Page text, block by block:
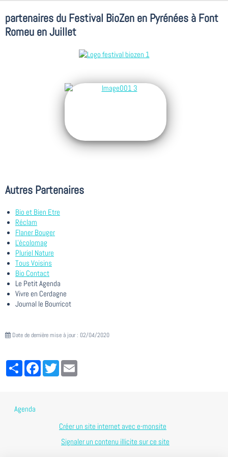
partenaires du Festival BioZen en Pyrénées à Font
Romeu en Juillet
Autres Partenaires
Bio et Bien Etre
Réclam
Flaner Bouger
L'écolomag
Pluriel Nature
Tous Voisins
Bio Contact
Le Petit Agenda
Vivre en Cerdagne
Journal le Bourricot
Date de dernière mise à jour : 02/04/2020
PartagerFacebookTwitter
Agenda
Créer un site internet avec e-monsite
Signaler un contenu illicite sur ce site